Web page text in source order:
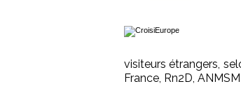
visiteurs étrangers,
France, Rn2D,